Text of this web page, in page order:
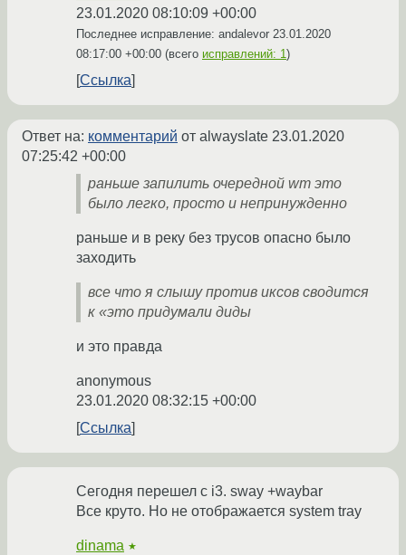
23.01.2020 08:10:09 +00:00
Последнее исправление: andalevor 23.01.2020
08:17:00 +00:00 (всего исправлений: 1)
Ссылка
Ответ на: комментарий от alwayslate 23.01.2020
07:25:42 +00:00
раньше запилить очередной wm это
было легко, просто и непринужденно
раньше и в реку без трусов опасно было
заходить
все что я слышу против иксов сводится
к «это придумали диды
и это правда
anonymous
23.01.2020 08:32:15 +00:00
Ссылка
Сегодня перешел с i3. sway +waybar
Все круто. Но не отображается system tray
dinama ★